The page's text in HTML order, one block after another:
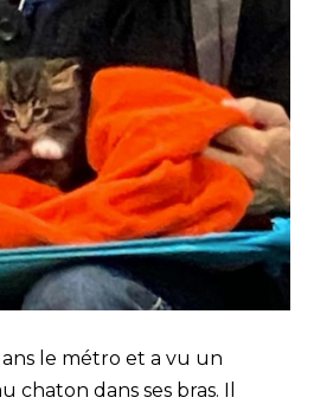
le métro et a vu un
chaton dans ses bras. Il